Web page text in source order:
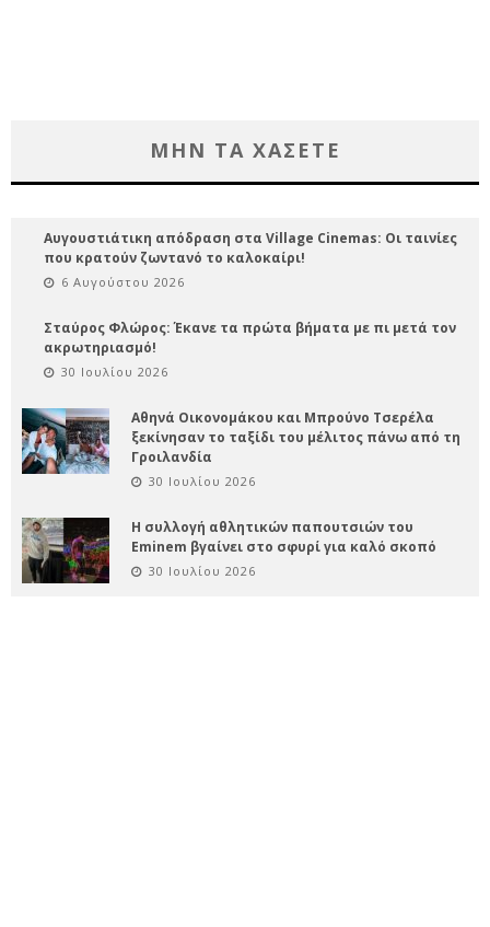
ΜΗΝ ΤΑ ΧΑΣΕΤΕ
Αυγουστιάτικη απόδραση στα Village Cinemas: Οι ταινίες
που κρατούν ζωντανό το καλοκαίρι!
6 Αυγούστου 2026
Σταύρος Φλώρος: Έκανε τα πρώτα βήματα με πι μετά τον
ακρωτηριασμό!
30 Ιουλίου 2026
Αθηνά Οικονομάκου και Μπρούνο Τσερέλα
ξεκίνησαν το ταξίδι του μέλιτος πάνω από τη
Γροιλανδία
30 Ιουλίου 2026
Η συλλογή αθλητικών παπουτσιών του
Eminem βγαίνει στο σφυρί για καλό σκοπό
30 Ιουλίου 2026